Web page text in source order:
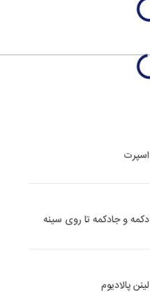
اسپرت
دکمه و جادکمه تا روی سینه
لینن پالادیوم